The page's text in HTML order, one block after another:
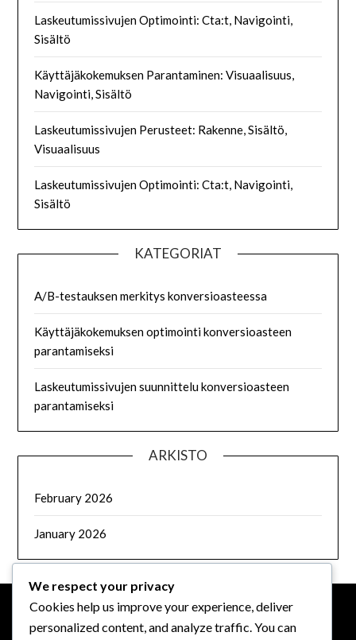
Laskeutumissivujen Optimointi: Cta:t, Navigointi,
Sisältö
Käyttäjäkokemuksen Parantaminen: Visuaalisuus,
Navigointi, Sisältö
Laskeutumissivujen Perusteet: Rakenne, Sisältö,
Visuaalisuus
Laskeutumissivujen Optimointi: Cta:t, Navigointi,
Sisältö
KATEGORIAT
A/B-testauksen merkitys konversioasteessa
Käyttäjäkokemuksen optimointi konversioasteen
parantamiseksi
Laskeutumissivujen suunnittelu konversioasteen
parantamiseksi
ARKISTO
February 2026
January 2026
OIKEUDELLINEN
We respect your privacy
Cookies help us improve your experience, deliver
personalized content, and analyze traffic. You can